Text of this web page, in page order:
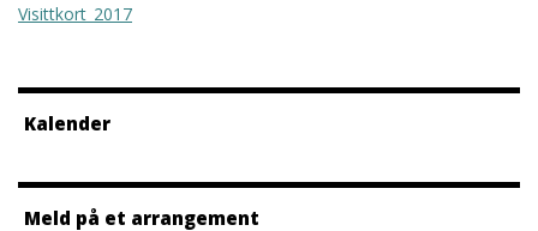
Visittkort_2017
Kalender
Meld på et arrangement